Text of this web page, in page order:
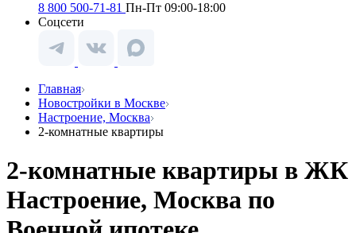
8 800 500-71-81 Пн-Пт 09:00-18:00
Соцсети
Главная
Новостройки в Москве
Настроение, Москва
2-комнатные квартиры
2-комнатные квартиры в ЖК
Настроение, Москва по